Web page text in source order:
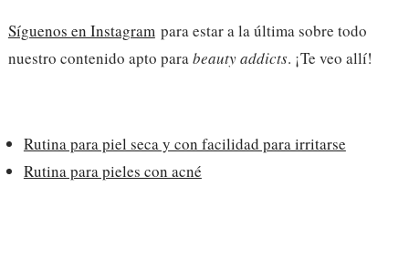
Síguenos en Instagram para estar a la última sobre todo
nuestro contenido apto parabeauty addicts. ¡Te veo allí!
Rutina para piel seca y con facilidad para irritarse
Rutina para pieles con acné